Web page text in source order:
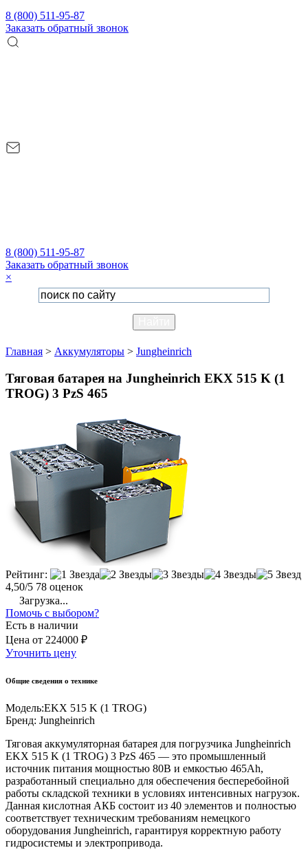
8 (800) 511-95-87
Заказать обратный звонок
8 (800) 511-95-87
Заказать обратный звонок
×
Главная > Аккумуляторы > Jungheinrich
Тяговая батарея на Jungheinrich EKX 515 K (1
TROG) 3 PzS 465
Рейтинг:
4,50/5 78 оценок
Загрузка...
Помочь с выбором?
Есть в наличии
Цена от 224000 ₽
Уточнить цену
Общие сведения о технике
Модель:EKX 515 K (1 TROG)
Бренд: Jungheinrich
Тяговая аккумуляторная батарея для погрузчика Jungheinrich
EKX 515 K (1 TROG) 3 PzS 465 — это промышленный
источник питания мощностью 80В и емкостью 465Ah,
разработанный специально для обеспечения бесперебойной
работы складской техники в условиях интенсивных нагрузок.
Данная кислотная АКБ состоит из 40 элементов и полностью
соответствует техническим требованиям немецкого
оборудования Jungheinrich, гарантируя корректную работу
гидросистемы и электропривода.